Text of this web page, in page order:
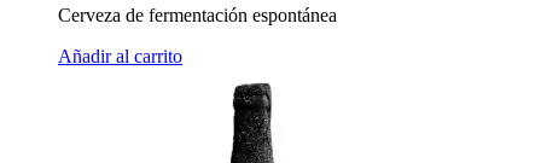
Cerveza de fermentación espontánea
Añadir al carrito